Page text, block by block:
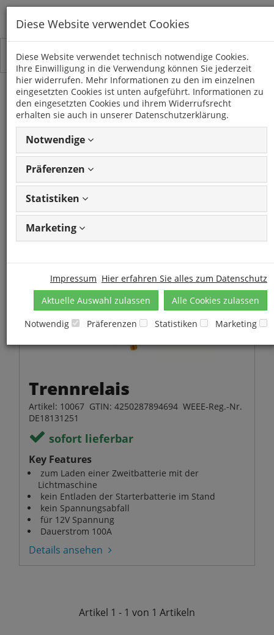
Toggle
navigation
Kategorien
TRENNRELAIS
1 Artikel
Artikel1 - 1 von 1
Artikeln
Ansicht
Trennrelais
Artikel: 10067 GTIN: 4250287894694 WEEE-Reg.-Nr.
DE18131251
sofort lieferbar
Key Features
zum Laden einer Zweitbatterie mit der
Lichtmaschine
kein Entladen der Starterbatterie im Stand
kein Spannungsabfall
für 12V Spannung
Dauerstrom 100A
Details ansehen
Artikel 1 - 1 von 1 Artikeln
Diese Website verwendet Cookies
Diese Website verwendet technisch notwendige Cookies.
Ihre Einwilligung in die Verwendung können Sie jederzeit
hier widerrufen. Mehr Informationen zu den im einzelnen
eingesetzten Cookies ist unten aufgeführt. Informationen zu
den eingesetzten Cookies und ihrem Widerrufsrecht
erhalten sie auch in unserer Datenschutzerklärung.
Notwendige
Präferenzen
Statistiken
Marketing
Impressum Hier erfahren Sie alles zum Datenschutz
Aktuelle Auswahl zulassen
Alle Cookies zulassen
Notwendig
Präferenzen Statistiken Marketing